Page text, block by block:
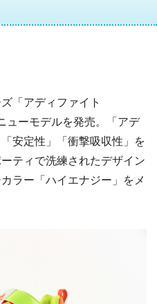
「アディファイト
ューモデルを発売。「アデ
安定性」「衝撃吸収性」を
ティで洗練されたデザイン
ラー「ハイエナジー」をメ